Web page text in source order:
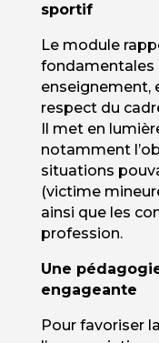
sportif
Le module
fondamentales
enseignement,
respect du
Il met en
notamment
situations
(victime
ainsi que les
profession.
Une
engageante
Pour favoriser